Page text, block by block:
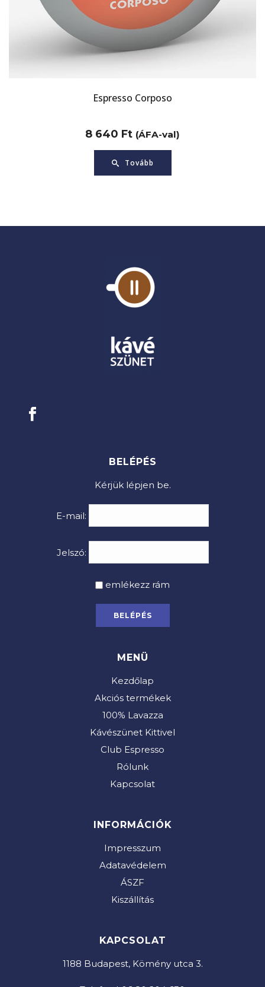
Espresso Corposo
8 640 Ft (ÁFA-val)
Tovább
BELÉPÉS
Kérjük lépjen be.
E-mail:
Jelszó:
emlékezz rám
MENÜ
Kezdőlap
Akciós termékek
100% Lavazza
Kávészünet Kittivel
Club Espresso
Rólunk
Kapcsolat
INFORMÁCIÓK
Impresszum
Adatavédelem
ÁSZF
Kiszállítás
KAPCSOLAT
1188 Budapest, Kömény utca 3.